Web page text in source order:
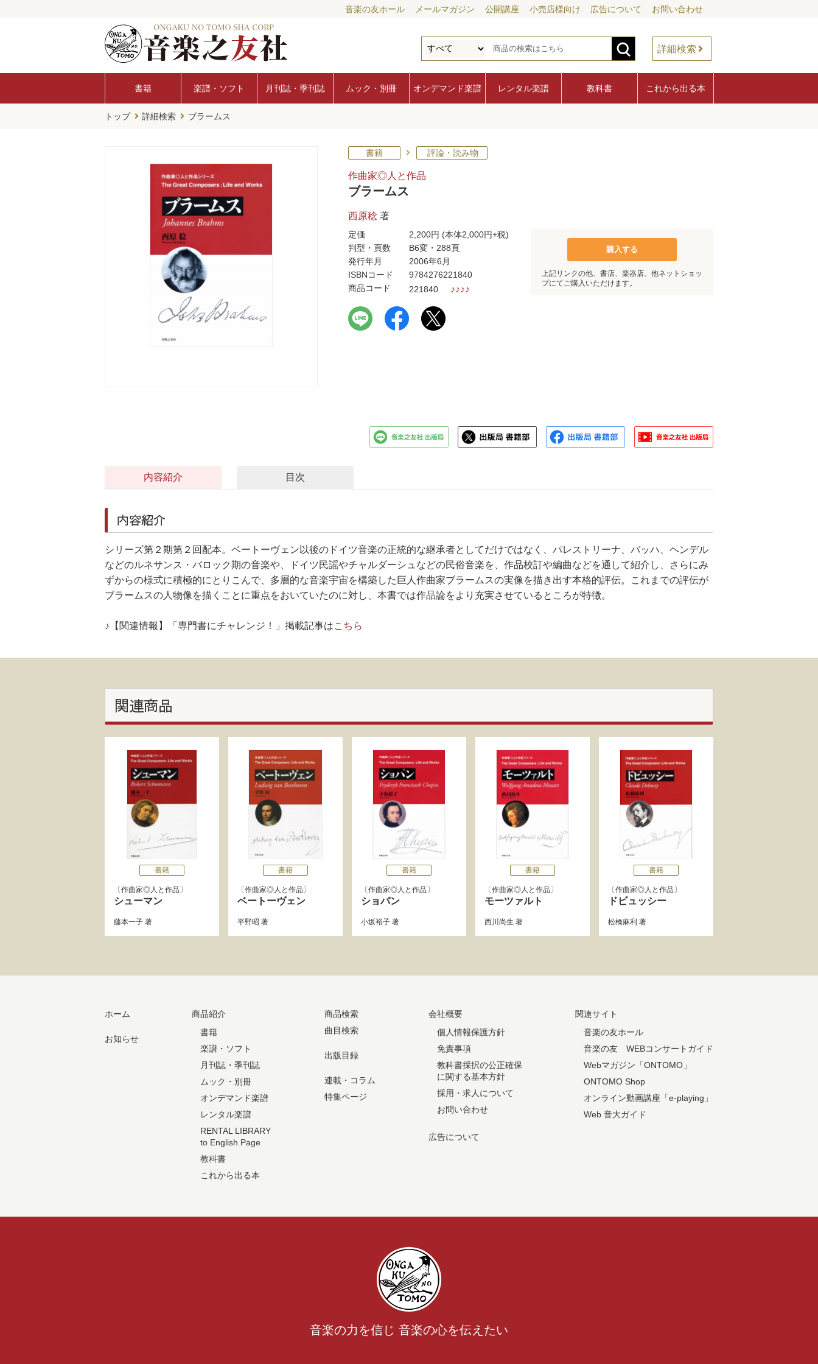
音楽の友ホール メールマガジン 公開講座 小売店様向け 広告について お問い合わせ
詳細検索
書籍 楽譜・ソフト 月刊誌・季刊誌 ムック・別冊 オンデマンド楽譜 レンタル楽譜 教科書 これから出る本
トップ 詳細検索 ブラームス
書籍 評論・読み物
作曲家◎人と作品
ブラームス
西原稔 著
定価 2,200円 (本体2,000円+税)
判型・頁数
B6変・288頁
発行年月
2006年6月
ISBNコード
9784276221840
商品コード
221840 ♪♪♪♪
購入する
上記リンクの他、書店、楽器店、他ネットショッ
プにてご購入いただけます。
内容紹介 目次
内容紹介
シリーズ第２期第２回配本。ベートーヴェン以後のドイツ音楽の正統的な継承者としてだけではなく、パレストリーナ、バッハ、ヘンデル
などのルネサンス・バロック期の音楽や、ドイツ民謡やチャルダーシュなどの民俗音楽を、作品校訂や編曲などを通して紹介し、さらにみ
ずからの様式に積極的にとりこんで、多層的な音楽宇宙を構築した巨人作曲家ブラームスの実像を描き出す本格的評伝。これまでの評伝が
ブラームスの人物像を描くことに重点をおいていたのに対し、本書では作品論をより充実させているところが特徴。
♪【関連情報】「専門書にチャレンジ！」掲載記事はこちら
関連商品
書籍
作曲家◎人と作品
シューマン
藤本一子 著
書籍
作曲家◎人と作品
ベートーヴェン
平野昭 著
書籍
作曲家◎人と作品
ショパン
小坂裕子 著
書籍
作曲家◎人と作品
モーツァルト
西川尚生 著
書籍
作曲家◎人と作品
ドビュッシー
松橋麻利 著
ホーム
お知らせ
商品紹介
書籍
楽譜・ソフト
月刊誌・季刊誌
ムック・別冊
オンデマンド楽譜
レンタル楽譜
RENTAL LIBRARY
to English Page
教科書
これから出る本
商品検索
曲目検索
出版目録
連載・コラム
特集ページ
会社概要
個人情報保護方針
免責事項
教科書採択の公正確保
に関する基本方針
採用・求人について
お問い合わせ
広告について
関連サイト
音楽の友ホール
音楽の友 WEBコンサートガイド
Webマガジン「ONTOMO」
ONTOMO Shop
オンライン動画講座「e-playing」
Web 音大ガイド
音楽の力を信じ 音楽の心を伝えたい